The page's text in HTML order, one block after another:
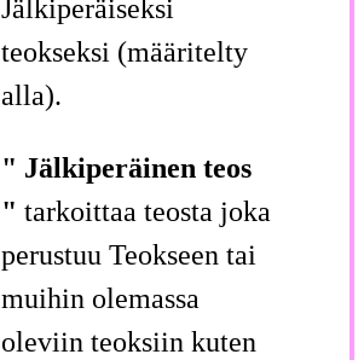
Jälkiperäiseksi
teokseksi (määritelty
alla).
" Jälkiperäinen teos
" tarkoittaa teosta joka
perustuu Teokseen tai
muihin olemassa
oleviin teoksiin kuten